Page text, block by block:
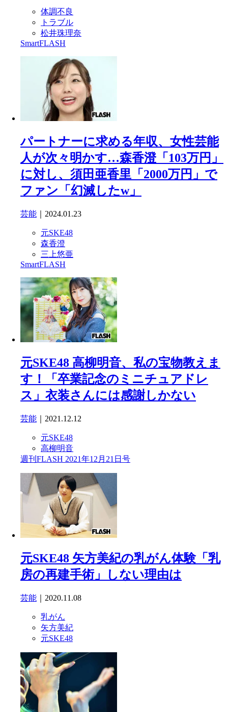
体調不良
トラブル
松井珠理奈
SmartFLASH
パートナーに求める年収、女性芸能
人が次々明かす…森香澄「103万円」
に対し、須田亜香里「2000万円」で
ファン「幻滅したw」
芸能 ｜2024.01.23
元SKE48
森香澄
三上悠亜
SmartFLASH
元SKE48 高柳明音、私の宝物教えま
す！「卒業記念のミニチュアドレ
ス」衣装さんには感謝しかない
芸能 ｜2021.12.12
元SKE48
高柳明音
週刊FLASH 2021年12月21日号
元SKE48 矢方美紀の乳がん体験「乳
房の再建手術」しない理由は
芸能 ｜2020.11.08
乳がん
矢方美紀
元SKE48